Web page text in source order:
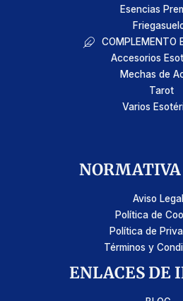
Esencias
COMPLEMENTO
Accesorios
Mechas de
Tarot
Varios
Aviso Legal
Política de
Política de
Términos y
ENLACES DE